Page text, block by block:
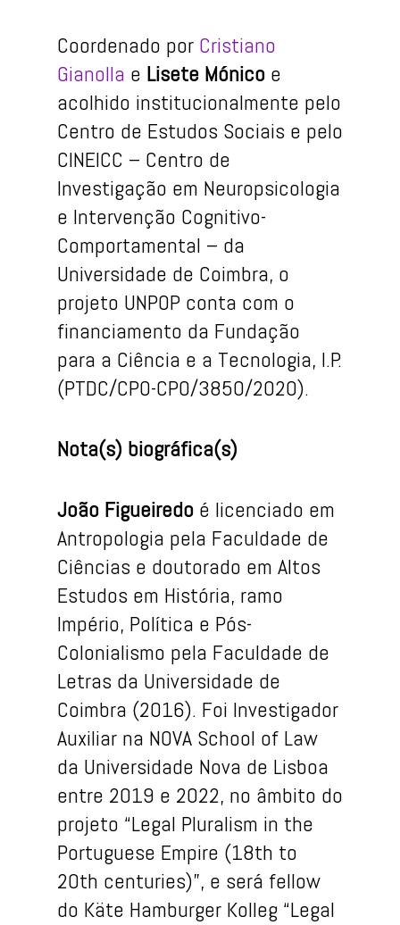
Coordenado por Cristiano
Gianolla e Lisete Mónico e
acolhido institucionalmente pelo
Centro de Estudos Sociais e pelo
CINEICC – Centro de
Investigação em Neuropsicologia
e Intervenção Cognitivo-
Comportamental – da
Universidade de Coimbra, o
projeto UNPOP conta com o
financiamento da Fundação
para a Ciência e a Tecnologia, I.P.
(PTDC/CPO-CPO/3850/2020).
Nota(s) biográfica(s)
João Figueiredo é licenciado em
Antropologia pela Faculdade de
Ciências e doutorado em Altos
Estudos em História, ramo
Império, Política e Pós-
Colonialismo pela Faculdade de
Letras da Universidade de
Coimbra (2016). Foi Investigador
Auxiliar na NOVA School of Law
da Universidade Nova de Lisboa
entre 2019 e 2022, no âmbito do
projeto “Legal Pluralism in the
Portuguese Empire (18th to
20th centuries)”, e será fellow
do Käte Hamburger Kolleg “Legal